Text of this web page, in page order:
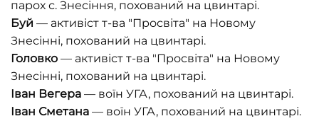
парох с. Знесіння, похований на цвинтарі.
Буй — активіст т-ва "Просвіта" на Новому
Знесінні, похований на цвинтарі.
Головко — активіст т-ва "Просвіта" на Новому
Знесінні, похований на цвинтарі.
Іван Вегера — воїн УГА, похований на цвинтарі.
Іван Сметана — воїн УГА, похований на цвинтарі.